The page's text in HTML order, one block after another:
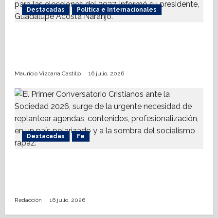
Destacadas Política e Internacionales
Mauricio Vizcarra Castillo 16 julio, 2026
Destacadas Fe
Redacción 16 julio, 2026